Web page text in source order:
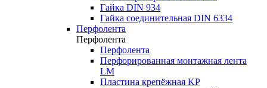
Гайка DIN 934
Гайка соединительная DIN 6334
Перфолента
Перфолента
Перфолента
Перфорированная монтажная лента
LM
Пластина крепёжная KP